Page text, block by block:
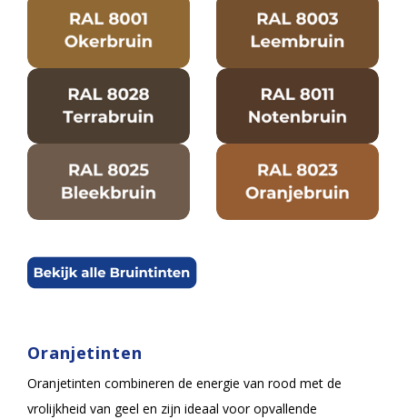
Oranjetinten
Oranjetinten combineren de energie van rood met de
vrolijkheid van geel en zijn ideaal voor opvallende